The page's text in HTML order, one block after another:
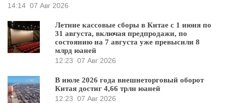
14:14 07 Авг 2026
Летние кассовые сборы в Китае с 1 июня по
31 августа, включая предпродажи, по
состоянию на 7 августа уже превысили 8
млрд юаней
12:23 07 Авг 2026
В июле 2026 года внешнеторговый оборот
Китая достиг 4,66 трлн юаней
12:23 07 Авг 2026